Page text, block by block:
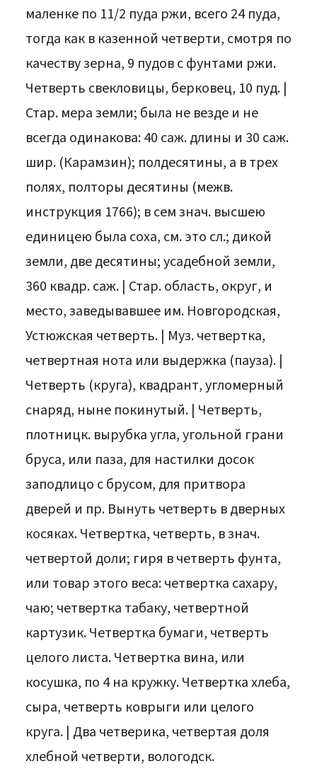
маленке по 11/2 пуда ржи, всего 24 пуда,
тогда как в казенной четверти, смотря по
качеству зерна, 9 пудов с фунтами ржи.
Четверть свекловицы, берковец, 10 пуд. |
Стар. мера земли; была не везде и не
всегда одинакова: 40 саж. длины и 30 саж.
шир. (Карамзин); полдесятины, а в трех
полях, полторы десятины (межв.
инструкция 1766); в сем знач. высшею
единицею была соха, см. это сл.; дикой
земли, две десятины; усадебной земли,
360 квадр. саж. | Стар. область, округ, и
место, заведывавшее им. Новгородская,
Устюжская четверть. | Муз. четвертка,
четвертная нота или выдержка (пауза). |
Четверть (круга), квадрант, угломерный
снаряд, ныне покинутый. | Четверть,
плотницк. вырубка угла, угольной грани
бруса, или паза, для настилки досок
заподлицо с брусом, для притвора
дверей и пр. Вынуть четверть в дверных
косяках. Четвертка, четверть, в знач.
четвертой доли; гиря в четверть фунта,
или товар этого веса: четвертка сахару,
чаю; четвертка табаку, четвертной
картузик. Четвертка бумаги, четверть
целого листа. Четвертка вина, или
косушка, по 4 на кружку. Четвертка хлеба,
сыра, четверть коврыги или целого
круга. | Два четверика, четвертая доля
хлебной четверти, вологодск.